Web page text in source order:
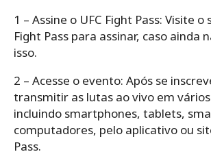
1 – Assine o UFC Fight Pass: Visite o
Fight Pass para assinar, caso ainda
isso.
2 – Acesse o evento: Após se
transmitir as lutas ao vivo em
incluindo smartphones, tablets,
computadores, pelo aplicativo ou
Pass.